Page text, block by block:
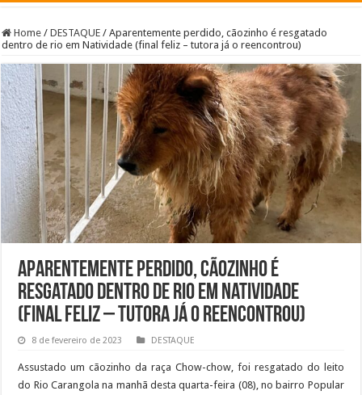
Home / DESTAQUE / Aparentemente perdido, cãozinho é resgatado
dentro de rio em Natividade (final feliz – tutora já o reencontrou)
Aparentemente perdido, cãozinho é
resgatado dentro de rio em Natividade
(final feliz – tutora já o reencontrou)
8 de fevereiro de 2023 DESTAQUE
Assustado um cãozinho da raça Chow-chow, foi resgatado do leito
do Rio Carangola na manhã desta quarta-feira (08), no bairro Popular